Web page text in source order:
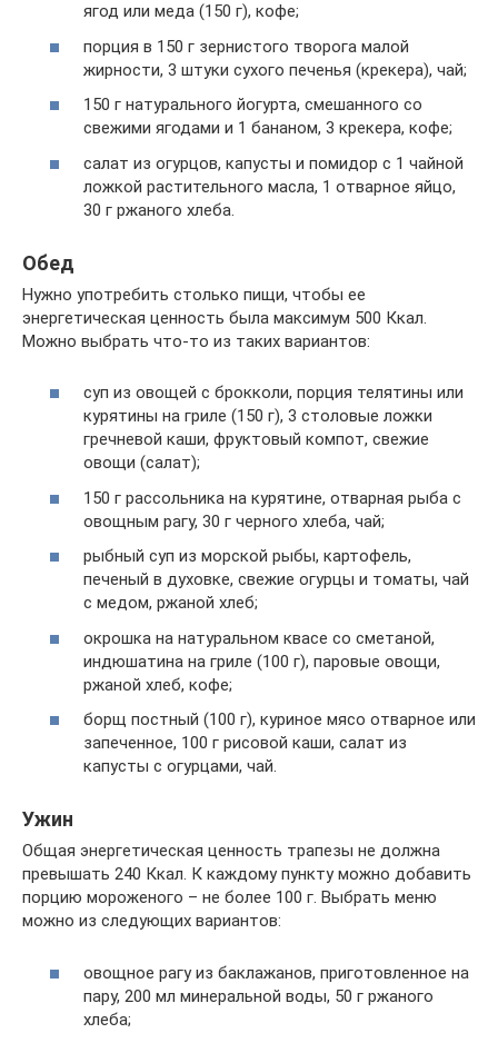
ягод или меда (150 г), кофе;
порция в 150 г зернистого творога малой
жирности, 3 штуки сухого печенья (крекера), чай;
150 г натурального йогурта, смешанного со
свежими ягодами и 1 бананом, 3 крекера, кофе;
салат из огурцов, капусты и помидор с 1 чайной
ложкой растительного масла, 1 отварное яйцо,
30 г ржаного хлеба.
Обед
Нужно употребить столько пищи, чтобы ее
энергетическая ценность была максимум 500 Ккал.
Можно выбрать что-то из таких вариантов:
суп из овощей с брокколи, порция телятины или
курятины на гриле (150 г), 3 столовые ложки
гречневой каши, фруктовый компот, свежие
овощи (салат);
150 г рассольника на курятине, отварная рыба с
овощным рагу, 30 г черного хлеба, чай;
рыбный суп из морской рыбы, картофель,
печеный в духовке, свежие огурцы и томаты, чай
с медом, ржаной хлеб;
окрошка на натуральном квасе со сметаной,
индюшатина на гриле (100 г), паровые овощи,
ржаной хлеб, кофе;
борщ постный (100 г), куриное мясо отварное или
запеченное, 100 г рисовой каши, салат из
капусты с огурцами, чай.
Ужин
Общая энергетическая ценность трапезы не должна
превышать 240 Ккал. К каждому пункту можно добавить
порцию мороженого – не более 100 г. Выбрать меню
можно из следующих вариантов:
овощное рагу из баклажанов, приготовленное на
пару, 200 мл минеральной воды, 50 г ржаного
хлеба;